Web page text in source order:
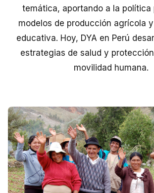
temática, aportando a la política
modelos de producción agrícola
educativa. Hoy, DYA en Perú
estrategias de salud y
movilidad humana.